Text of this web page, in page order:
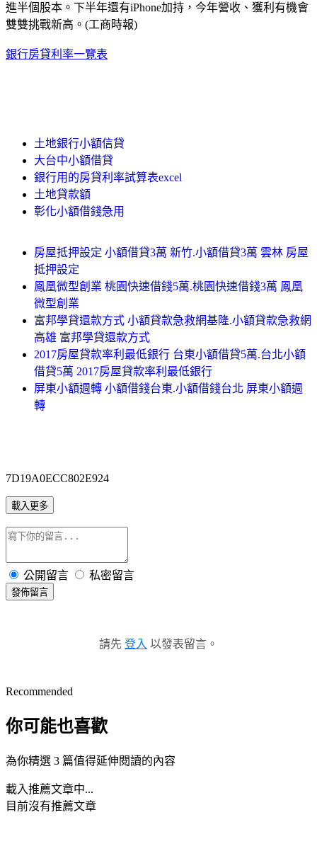
進半個股本。下半年還有iPhone加持，今年營收、獲利有機會
雙雙挑戰新高。(工商時報)
銀行房貸利率一覽表
土地銀行小額信貸
大台中小額借貸
銀行用的房貸利率試算表excel
土地貸款額
彰化小額借錢急用
房屋抵押設定 小額借貸3萬 新竹.小額借貸3萬 雲林 房屋
抵押設定
鳳凰微型創業 桃園快速借錢5萬.桃園快速借錢3萬 鳳凰
微型創業
富邦學貸還款方式 小額貸款急救網基隆.小額貸款急救網
高雄 富邦學貸還款方式
2017房屋貸款率利最低銀行 台東小額借貸5萬.台北小額
借貸5萬 2017房屋貸款率利最低銀行
屏東小額週轉 小額借錢台東.小額借錢台北 屏東小額週
轉
7D19A0ECC802E924
載入更多
公開留言 私密留言
發佈留言
請先 登入 以發表留言。
Recommended
你可能也喜歡
為你精選 3 篇值得延伸閱讀的內容
載入推薦文章中...
目前沒有推薦文章